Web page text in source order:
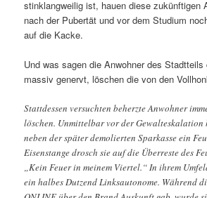
stinklangweilig ist, hauen diese zukünftigen
nach der Pubertät und vor dem Studium
auf die Kacke.
Und was sagen die Anwohner des
massiv genervt, löschen die von den
Stattdessen versuchten beherzte Anwohner
löschen. Unmittelbar vor der Gewalteskalation
neben der später demolierten Sparkasse ein
Eisenstange drosch sie auf die Überreste des
„Kein Feuer in meinem Viertel.“ In ihrem
ein halbes Dutzend Linksautonome. Während